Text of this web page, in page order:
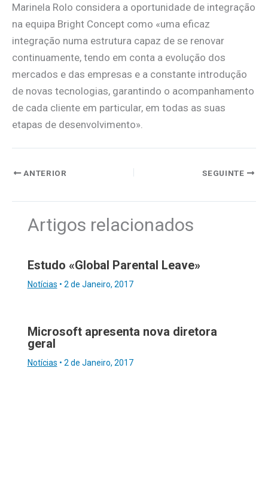
Marinela Rolo considera a oportunidade de integração
na equipa Bright Concept como «uma eficaz
integração numa estrutura capaz de se renovar
continuamente, tendo em conta a evolução dos
mercados e das empresas e a constante introdução
de novas tecnologias, garantindo o acompanhamento
de cada cliente em particular, em todas as suas
etapas de desenvolvimento».
ANTERIOR SEGUINTE
Artigos relacionados
Estudo «Global Parental Leave»
Notícias • 2 de Janeiro, 2017
Microsoft apresenta nova diretora
geral
Notícias • 2 de Janeiro, 2017